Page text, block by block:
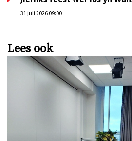
31 juli 2026 09:00
Lees ook